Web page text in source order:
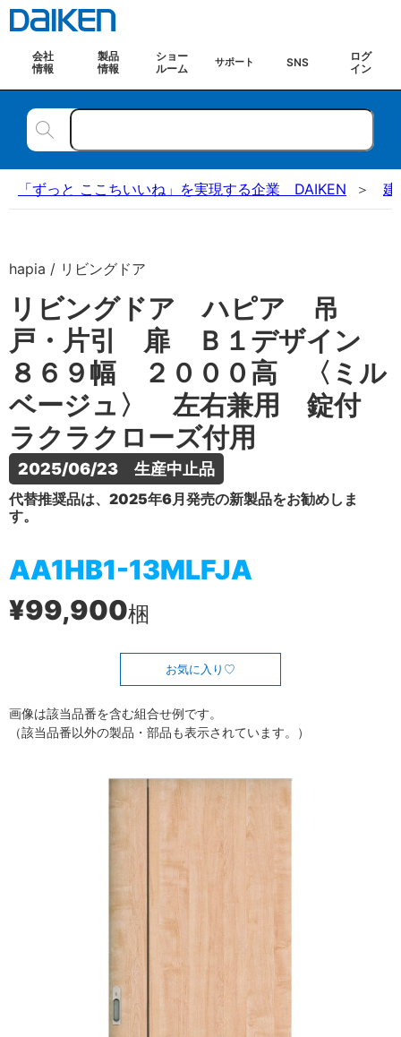
会社
情報
製品
情報
ショー
ルーム
サポート SNS
ログ
イン
「ずっと ここちいいね」を実現する企業 DAIKEN 建
hapia / リビングドア
リビングドア ハピア 吊
戸・片引 扉 Ｂ１デザイン
８６９幅 ２０００高 〈ミル
ベージュ〉 左右兼用 錠付
ラクラクローズ付用
2025/06/23　生産中止品
代替推奨品は、2025年6月発売の新製品をお勧めしま
す。
AA1HB1-13MLFJA
¥99,900梱
お気に入り
画像は該当品番を含む組合せ例です。
（該当品番以外の製品・部品も表示されています。）